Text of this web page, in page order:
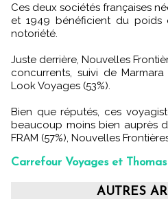
Ces deux sociétés françaises
et 1949 bénéficient du poids
notoriété.
Juste derrière, Nouvelles
concurrents, suivi de
Look Voyages (53%).
Bien que réputés, ces
beaucoup moins bien auprès
FRAM (57%), Nouvelles
Carrefour Voyages et
AUTRES